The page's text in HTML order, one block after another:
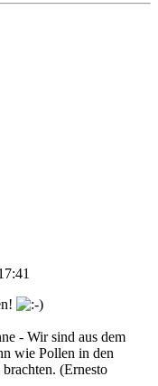
- Wir sind aus dem
wie Pollen in den
(Ernesto